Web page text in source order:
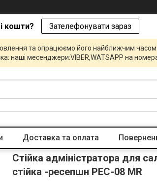
кошти? Зателефонувати зараз
та опрацюємо його найближчим
наші месенджери:VIBER,WATSAPP на
Доставка та оплата
Стійка адміністратора для
стійка -ресепшн РЕС-08 MR